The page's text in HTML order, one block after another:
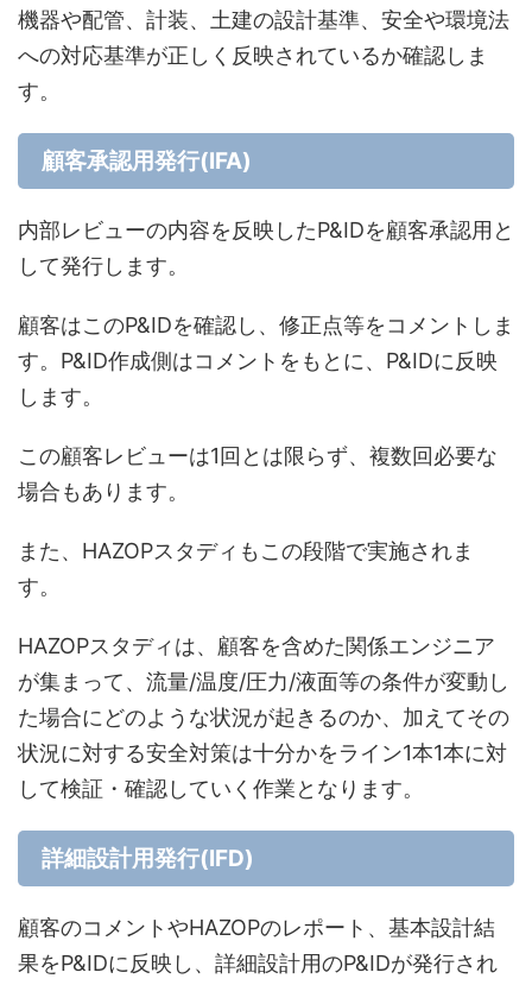
機器や配管、計装、土建の設計基準、安全や環境法
への対応基準が正しく反映されているか確認しま
す。
顧客承認用発行(IFA)
内部レビューの内容を反映したP&IDを顧客承認用と
して発行します。
顧客はこのP&IDを確認し、修正点等をコメントしま
す。P&ID作成側はコメントをもとに、P&IDに反映
します。
この顧客レビューは1回とは限らず、複数回必要な
場合もあります。
また、HAZOPスタディもこの段階で実施されま
す。
HAZOPスタディは、顧客を含めた関係エンジニア
が集まって、流量/温度/圧力/液面等の条件が変動し
た場合にどのような状況が起きるのか、加えてその
状況に対する安全対策は十分かをライン1本1本に対
して検証・確認していく作業となります。
詳細設計用発行(IFD)
顧客のコメントやHAZOPのレポート、基本設計結
果をP&IDに反映し、詳細設計用のP&IDが発行され